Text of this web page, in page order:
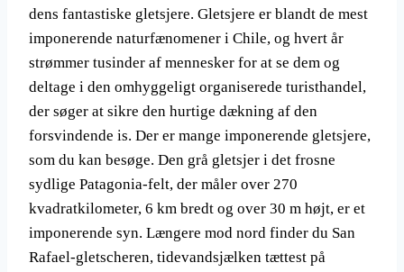
dens fantastiske gletsjere. Gletsjere er blandt de mest
imponerende naturfænomener i Chile, og hvert år
strømmer tusinder af mennesker for at se dem og
deltage i den omhyggeligt organiserede turisthandel,
der søger at sikre den hurtige dækning af den
forsvindende is. Der er mange imponerende gletsjere,
som du kan besøge. Den grå gletsjer i det frosne
sydlige Patagonia-felt, der måler over 270
kvadratkilometer, 6 km bredt og over 30 m højt, er et
imponerende syn. Længere mod nord finder du San
Rafael-gletscheren, tidevandsjælken tættest på